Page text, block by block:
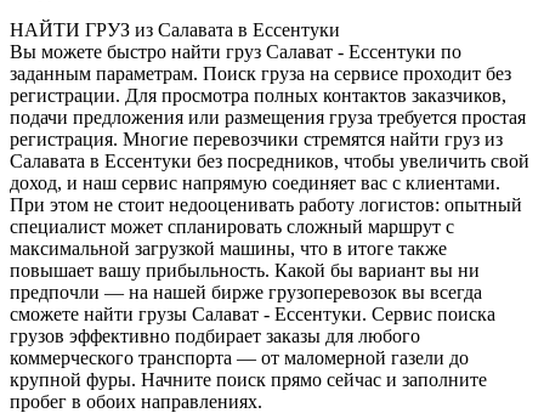
НАЙТИ ГРУЗ из Салавата в Ессентуки
Вы можете быстро найти груз Салават - Ессентуки по
заданным параметрам. Поиск груза на сервисе проходит без
регистрации. Для просмотра полных контактов заказчиков,
подачи предложения или размещения груза требуется простая
регистрация. Многие перевозчики стремятся найти груз из
Салавата в Ессентуки без посредников, чтобы увеличить свой
доход, и наш сервис напрямую соединяет вас с клиентами.
При этом не стоит недооценивать работу логистов: опытный
специалист может спланировать сложный маршрут с
максимальной загрузкой машины, что в итоге также
повышает вашу прибыльность. Какой бы вариант вы ни
предпочли — на нашей бирже грузоперевозок вы всегда
сможете найти грузы Салават - Ессентуки. Сервис поиска
грузов эффективно подбирает заказы для любого
коммерческого транспорта — от маломерной газели до
крупной фуры. Начните поиск прямо сейчас и заполните
пробег в обоих направлениях.